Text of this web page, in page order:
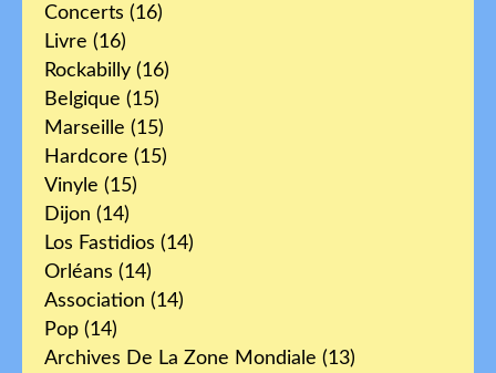
Concerts (16)
Livre (16)
Rockabilly (16)
Belgique (15)
Marseille (15)
Hardcore (15)
Vinyle (15)
Dijon (14)
Los Fastidios (14)
Orléans (14)
Association (14)
Pop (14)
Archives De La Zone Mondiale (13)